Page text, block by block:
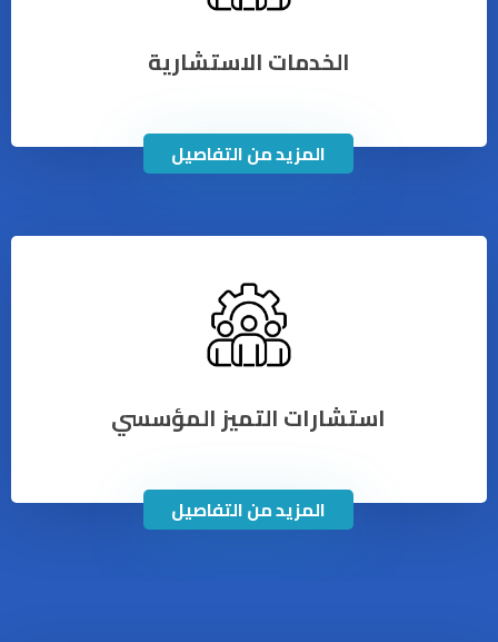
الخدمات الاستشارية
المزيد من التفاصيل
استشارات التميز المؤسسي
المزيد من التفاصيل